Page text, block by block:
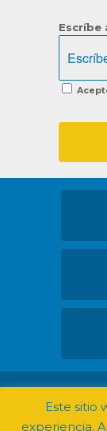
Escríbe
Este sitio
experiencia.